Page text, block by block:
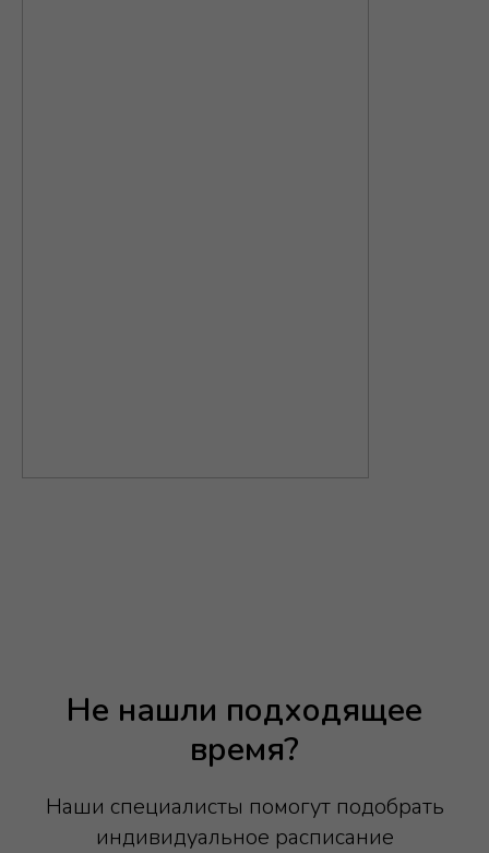
Не нашли подходящее
время?
Наши специалисты помогут подобрать
индивидуальное расписание